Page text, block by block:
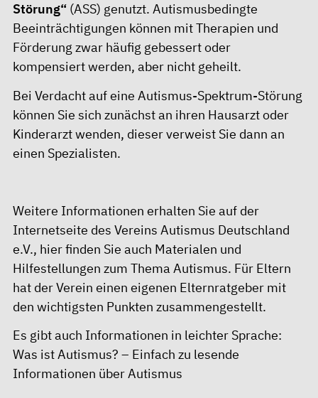
Störung“ (ASS) genutzt. Autismusbedingte
Beeinträchtigungen können mit Therapien und
Förderung zwar häufig gebessert oder
kompensiert werden, aber nicht geheilt.
Bei Verdacht auf eine Autismus-Spektrum-Störung
können Sie sich zunächst an ihren Hausarzt oder
Kinderarzt wenden, dieser verweist Sie dann an
einen Spezialisten.
Weitere Informationen erhalten Sie auf der
Internetseite des Vereins Autismus Deutschland
e.V., hier finden Sie auch Materialen und
Hilfestellungen zum Thema Autismus. Für Eltern
hat der Verein einen eigenen Elternratgeber mit
den wichtigsten Punkten zusammengestellt.
Es gibt auch Informationen in leichter Sprache:
Was ist Autismus? – Einfach zu lesende
Informationen über Autismus